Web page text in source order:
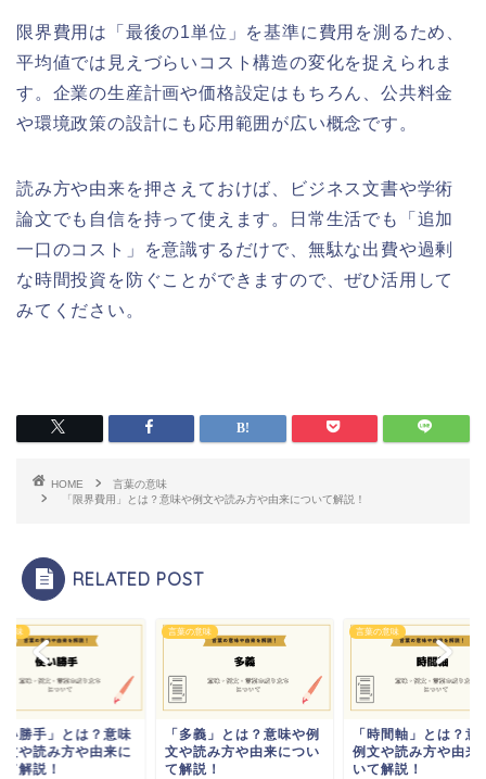
限界費用は「最後の1単位」を基準に費用を測るため、
平均値では見えづらいコスト構造の変化を捉えられま
す。企業の生産計画や価格設定はもちろん、公共料金
や環境政策の設計にも応用範囲が広い概念です。
読み方や由来を押さえておけば、ビジネス文書や学術
論文でも自信を持って使えます。日常生活でも「追加
一口のコスト」を意識するだけで、無駄な出費や過剰
な時間投資を防ぐことができますので、ぜひ活用して
みてください。
HOME
言葉の意味
「限界費用」とは？意味や例文や読み方や由来について解説！
RELATED POST
意味
い勝手」とは？意味
文や読み方や由来に
て解説！
言葉の意味
「多義」とは？意味や例
文や読み方や由来につい
て解説！
言葉の意味
「時間軸」とは？意
例文や読み方や由来
いて解説！